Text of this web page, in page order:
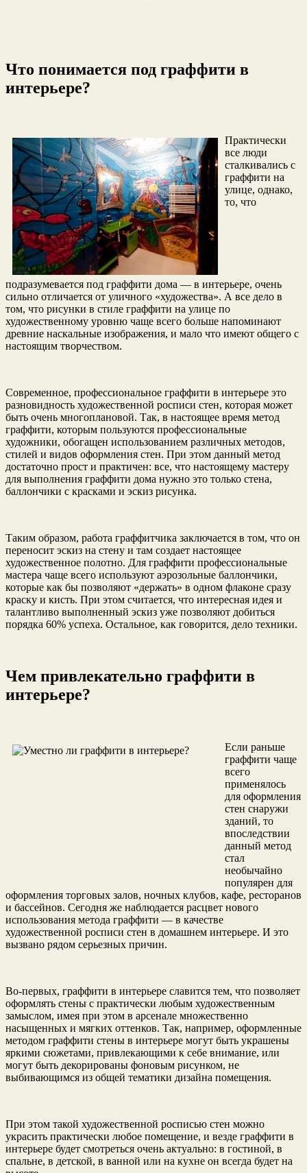
Что понимается под граффити в
интерьере?
Практически
все люди
сталкивались с
граффити на
улице, однако,
то, что
подразумевается под граффити дома — в интерьере, очень
сильно отличается от уличного «художества». А все дело в
том, что рисунки в стиле граффити на улице по
художественному уровню чаще всего больше напоминают
древние наскальные изображения, и мало что имеют общего с
настоящим творчеством.
Современное, профессиональное граффити в интерьере это
разновидность художественной росписи стен, которая может
быть очень многоплановой. Так, в настоящее время метод
граффити, которым пользуются профессиональные
художники, обогащен использованием различных методов,
стилей и видов оформления стен. При этом данный метод
достаточно прост и практичен: все, что настоящему мастеру
для выполнения граффити дома нужно это только стена,
баллончики с красками и эскиз рисунка.
Таким образом, работа граффитчика заключается в том, что он
переносит эскиз на стену и там создает настоящее
художественное полотно. Для граффити профессиональные
мастера чаще всего используют аэрозольные баллончики,
которые как бы позволяют «держать» в одном флаконе сразу
краску и кисть. При этом считается, что интересная идея и
талантливо выполненный эскиз уже позволяют добиться
порядка 60% успеха. Остальное, как говорится, дело техники.
Чем привлекательно граффити в
интерьере?
Если раньше
граффити чаще
всего
применялось
для оформления
стен снаружи
зданий, то
впоследствии
данный метод
стал
необычайно
популярен для
оформления торговых залов, ночных клубов, кафе, ресторанов
и бассейнов. Сегодня же наблюдается расцвет нового
использования метода граффити — в качестве
художественной росписи стен в домашнем интерьере. И это
вызвано рядом серьезных причин.
Во-первых, граффити в интерьере славится тем, что позволяет
оформлять стены с практически любым художественным
замыслом, имея при этом в арсенале множественно
насыщенных и мягких оттенков. Так, например, оформленные
методом граффити стены в интерьере могут быть украшены
яркими сюжетами, привлекающими к себе внимание, или
могут быть декорированы фоновым рисунком, не
выбивающимся из общей тематики дизайна помещения.
При этом такой художественной росписью стен можно
украсить практически любое помещение, и везде граффити в
интерьере будет смотреться очень актуально: в гостиной, в
спальне, в детской, в ванной или на кухне он всегда будет на